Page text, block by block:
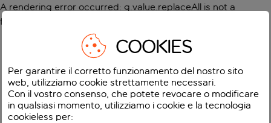
A rendering error occurred: g.value.replaceAll is not a
function
COOKIES
Per garantire il corretto funzionamento del nostro sito
web, utilizziamo cookie strettamente necessari.
Con il vostro consenso, che potete revocare o modificare
in qualsiasi momento, utilizziamo i cookie e la tecnologia
cookieless per: